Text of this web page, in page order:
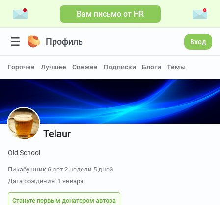
Вам письмо от HR
Профиль Вход
Горячее Лучшее Свежее Подписки Блоги Темы
Telaur
Old School
Пикабушник 6 лет 2 недели 5 дней
Дата рождения: 1 января
Станьте первым донатером автора